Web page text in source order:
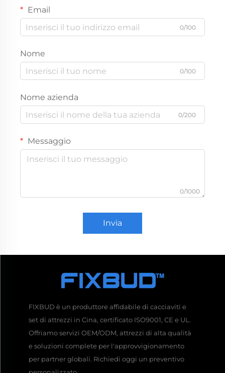
Email
0/100
Nome
0/100
Nome azienda
0/200
Messaggio
0/1000
Invia
FIXBUD è un produttore affidabile di cacciaviti e
set di attrezzi in Cina, certificato ISO9001, CE e UL.
Offriamo servizi OEM/ODM, attrezzi di alta qualità
e soluzioni complete per l'approvvigionamento
per partner globali. Richiedi oggi un preventivo